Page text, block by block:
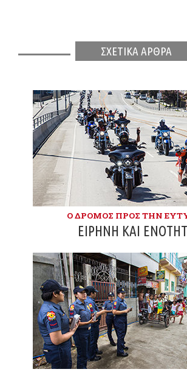
ΣΧΕΤΙΚΑ ΑΡΘΡΑ
Ο ΔΡΌΜΟΣ ΠΡΟΣ ΤΗΝ
ΕΙΡΉΝΗ ΚΑΙ